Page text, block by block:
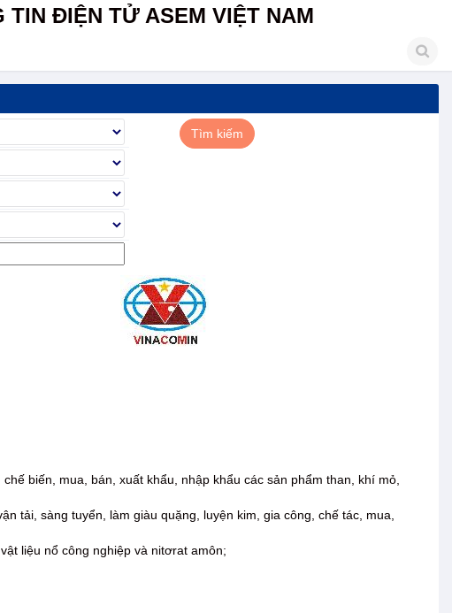
TIN ĐIỆN TỬ ASEM VIỆT NAM
biến, mua, bán, xuất khẩu, nhập khẩu các sản phẩm than, khí mỏ,
tải, sàng tuyển, làm giàu quặng, luyện kim, gia công, chế tác, mua,
liệu nổ công nghiệp và nitơrat amôn;